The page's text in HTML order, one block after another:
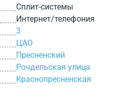
Сплит-системы
Интернет/телефония
3
ЦАО
Пресненский
Рочдельская улица
Краснопресненская